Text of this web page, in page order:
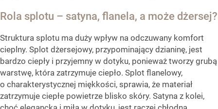
Rola splotu – satyna, flanela, a może dżersej?
Struktura splotu ma duży wpływ na odczuwany komfort
cieplny. Splot dżersejowy, przypominający dzianinę, jest
bardzo ciepły i przyjemny w dotyku, ponieważ tworzy grubą
warstwę, która zatrzymuje ciepło. Splot flanelowy,
o charakterystycznej miękkości, sprawia, że materiał
zatrzymuje ciepłe powietrze blisko skóry. Satyna z kolei,